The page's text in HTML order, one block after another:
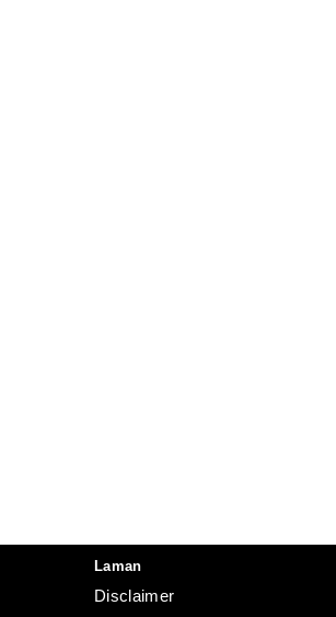
Laman
Disclaimer